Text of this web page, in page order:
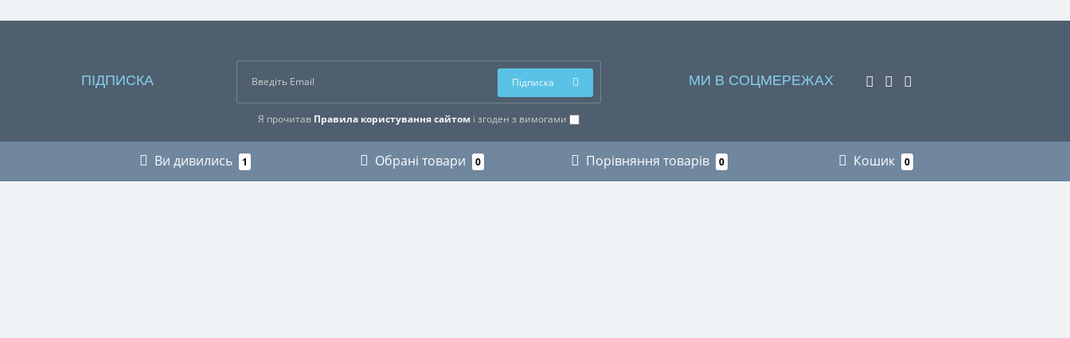
ПІДПИСКА
Я прочитав Правила користування сайтомі згоден з вимогами
Підписка МИ В СОЦМЕРЕЖАХ
Ви дивились 1 Обрані товари 0 Порівняння товарів 0 Кошик 0